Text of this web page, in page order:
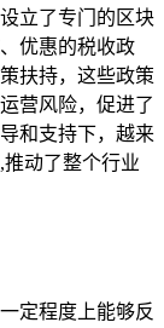
立了专门的区块
优惠的税收政
扶持，这些政策
营风险，促进了
和支持下，越来
动了整个行业
定程度上能够反